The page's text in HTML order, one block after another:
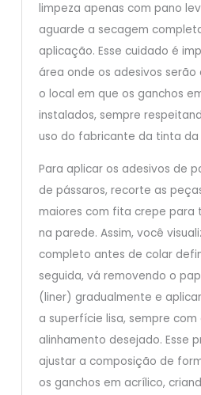
limpeza apenas com pano
aguarde a secagem
aplicação. Esse cuidado é
área onde os adesivos
o local em que os ganchos
instalados, sempre
uso do fabricante da tinta da
Para aplicar os adesivos de
de pássaros, recorte as
maiores com fita crepe para
na parede. Assim, você
completo antes de colar
seguida, vá removendo o
(liner) gradualmente e
a superfície lisa, sempre
alinhamento desejado. Esse
ajustar a composição de
os ganchos em acrílico,